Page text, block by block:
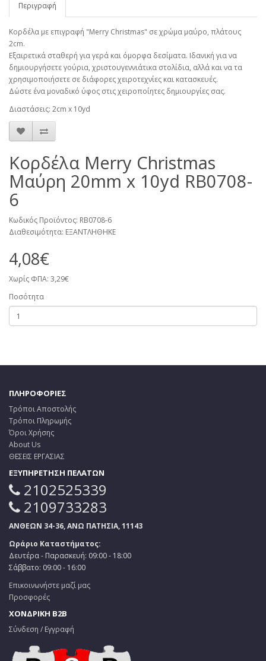
Περιγραφή
Κορδέλα με επιγραφή "Merry Christmas" σε χρώμα μαύρο, πλάτους
2cm.
Εξαιρετικά σταθερή για γερά και όμορφα δεσίματα. Ιδανική για να
δημιουργήσετε γούρια, χριστουγεννιάτικα στολίδια, αλλά και να τα
χρησιμοποιήσετε σε διάφορες χειροτεχνίες και κατασκευές.
Δώστε ένα μοναδικό ύφος στις χειροποίητες δημιουργίες σας.
Διαστάσεις: 2cm x 10yd
Κορδέλα Merry Christmas
Μαύρη 20mm x 10yd RB0708-
6
Κωδικός Προϊόντος: RB0708-6
Διαθεσιμότητα: ΕΞΑΝΤΛΗΘΗΚΕ
4,08€
Χωρίς ΦΠΑ: 3,29€
Ποσότητα
ΠΛΗΡΟΦΟΡΙΕΣ
Τρόποι Αποστολής
Τρόποι Πληρωμής
Όροι Χρήσης
About Us
ΘΕΣΕΙΣ ΕΡΓΑΣΙΑΣ
ΕΞΥΠΗΡΕΤΗΣΗ ΠΕΛΑΤΩΝ
2102525339
2109733283
ΑΝΘΕΩΝ 34-36, ΑΝΩ ΠΑΤΗΣΙΑ, 11143
Ωράριο Καταστήματος:
Δευτέρα - Παρασκευή: 09:00 - 18:00
Σάββατο: 09:00 - 16:00
Επικοινωνήστε μαζί μας
Προσφορές
ΧΟΝΔΡΙΚΗ B2B
Σύνδεση / Εγγραφή